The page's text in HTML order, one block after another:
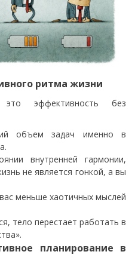
ритма жизни
эффективность без
объем задач именно в
внутренней гармонии,
не является гонкой, а вы
меньше хаотичных мыслей
тело перестает работать в
планирование в